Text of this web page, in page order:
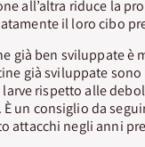
all’altra riduce la
il loro cibo
già ben sviluppate è
già sviluppate
rispetto alle
un consiglio da
attacchi negli anni